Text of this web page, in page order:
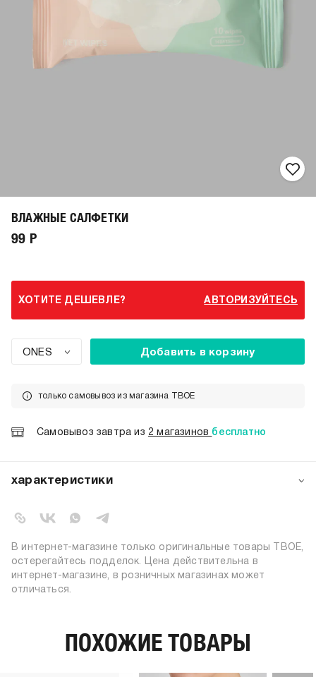
ВЛАЖНЫЕ САЛФЕТКИ
99 Р
ХОТИТЕ ДЕШЕВЛЕ? АВТОРИЗУЙТЕСЬ
ONES Добавить в корзину
только самовывоз из магазина ТВОЕ
Самовывоз завтра из 2 магазинов бесплатно
характеристики
коллекция:
цвет:
разноцветный
состав:
50% полиэстер; 50% вискоза
узор:
однотонный
В интернет-магазине только оригинальные товары ТВОЕ,
остерегайтесь подделок. Цена действительна в
интернет-магазине, в розничных магазинах может
отличаться.
ПОХОЖИЕ ТОВАРЫ